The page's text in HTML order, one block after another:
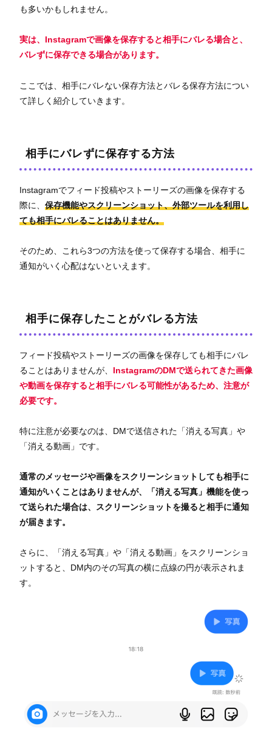
も多いかもしれません。
実は、Instagramで画像を保存すると相手にバレる場合と、
バレずに保存できる場合があります。
ここでは、相手にバレない保存方法とバレる保存方法につい
て詳しく紹介していきます。
相手にバレずに保存する方法
Instagramでフィード投稿やストーリーズの画像を保存する
際に、 保存機能やスクリーンショット、外部ツールを利用し
ても相手にバレることはありません。
そのため、これら3つの方法を使って保存する場合、相手に
通知がいく心配はないといえます。
相手に保存したことがバレる方法
フィード投稿やストーリーズの画像を保存しても相手にバレ
ることはありませんが、 InstagramのDMで送られてきた画像
や動画を保存すると相手にバレる可能性があるため、注意が
必要です。
特に注意が必要なのは、DMで送信された「消える写真」や
「消える動画」です。
通常のメッセージや画像をスクリーンショットしても相手に
通知がいくことはありませんが、「消える写真」機能を使っ
て送られた場合は、スクリーンショットを撮ると相手に通知
が届きます。
さらに、「消える写真」や「消える動画」をスクリーンショ
ットすると、DM内のその写真の横に点線の円が表示されま
す。